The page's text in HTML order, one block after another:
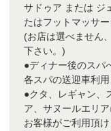
サドゥア または ジ
たはフットマッサ
(お店は選べません
下さい。)
●ディナー後のスパ
各スパの送迎車利用
●クタ、レギャン、
ア、サヌールエリ
お客様がご利用頂け